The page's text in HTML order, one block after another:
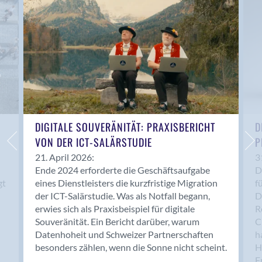
Anwil
Appenzell
Au SG
Baar
Baden
Balsthal
Balzers
Basel
Bassersdorf
Belp
Bendern
Benken (SG)
Bergdietikon
Berlin
Bern
Bern - Liebefeld
DIGITALE SOUVERÄNITÄT: PRAXISBERICHT
VON DER ICT-SALÄRSTUDIE
21. April 2026:
Ende 2024 erforderte die Geschäftsaufgabe
eines Dienstleisters die kurzfristige Migration
der ICT-Salärstudie. Was als Notfall begann,
erwies sich als Praxisbeispiel für digitale
Souveränität. Ein Bericht darüber, warum
Datenhoheit und Schweizer Partnerschaften
besonders zählen, wenn die Sonne nicht scheint.